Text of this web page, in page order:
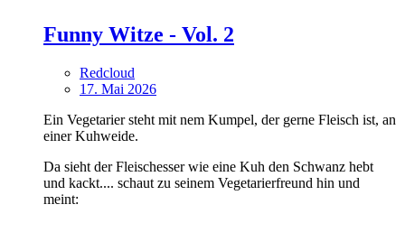
Funny Witze - Vol. 2
Redcloud
17. Mai 2026
Ein Vegetarier steht mit nem Kumpel, der gerne Fleisch ist, an
einer Kuhweide.
Da sieht der Fleischesser wie eine Kuh den Schwanz hebt
und kackt.... schaut zu seinem Vegetarierfreund hin und
meint: